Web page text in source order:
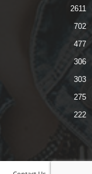
2611
702
477
306
303
275
222